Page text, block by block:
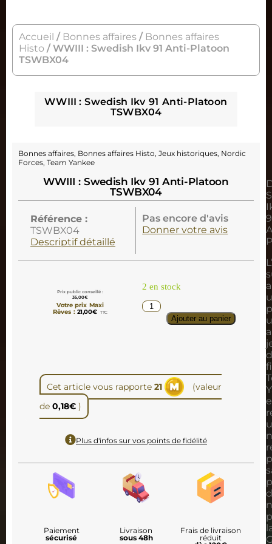
Accueil / Bonnes affaires / Bonnes affaires
Histo / WWIII : Swedish Ikv 91 Anti-Platoon
TSWBX04
WWIII : Swedish Ikv 91 Anti-Platoon
TSWBX04
Bonnes affaires, Bonnes affaires Histo, Jeux historiques, Nordic
Forces, Team Yankee
WWIII : Swedish Ikv 91 Anti-Platoon
TSWBX04
Référence :
TSWBX04
Descriptif détaillé
Pas encore d'avis
Donner votre avis
Prix public conseillé :
35,00€
Votre prix Maxi
Rêves : 21,00€ TTC
2 en stock
Ajouter au panier
Cet article vous rapporte 21
(valeur
de 0,18€ )
Plus d'infos sur vos points de fidélité
Paiement
sécurisé
Livraison
sous 48h
Frais de livraison
réduit